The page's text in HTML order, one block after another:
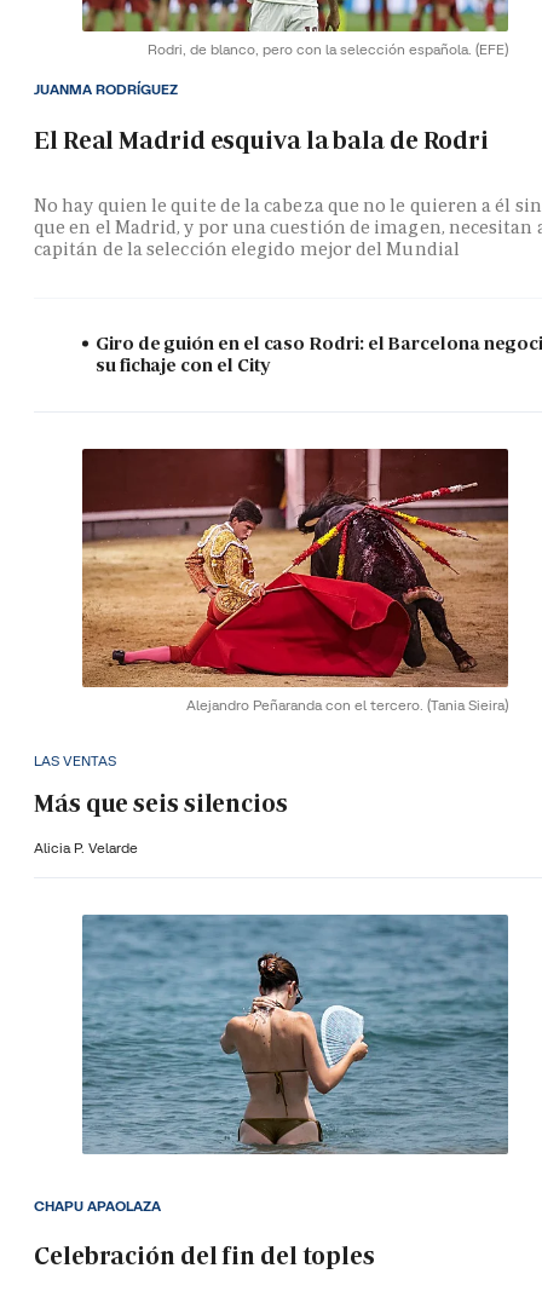
Rodri, de blanco, pero con la selección española. (EFE)
El Real Madrid esquiva la bala de Rodri
No hay quien le quite de la cabeza que no le quieren a él
que en el Madrid, y por una cuestión de imagen, necesitan
capitán de la selección elegido mejor del Mundial
JUANMA RODRÍGUEZ
Giro de guión en el caso Rodri: el Barcelona
su fichaje con el City
Alejandro Peñaranda con el tercero. (Tania Sieira)
LAS VENTAS
Más que seis silencios
Alicia P. Velarde
Celebración del fin del toples
CHAPU APAOLAZA